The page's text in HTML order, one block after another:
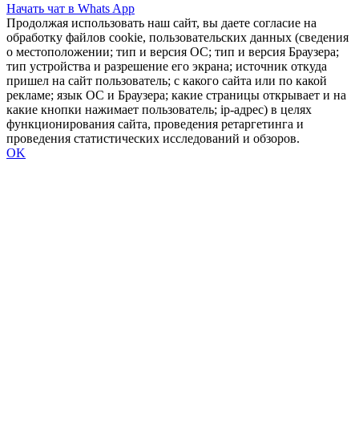
Начать чат в Whats App
Продолжая использовать наш сайт, вы даете согласие на
обработку файлов cookie, пользовательских данных (сведения
о местоположении; тип и версия ОС; тип и версия Браузера;
тип устройства и разрешение его экрана; источник откуда
пришел на сайт пользователь; с какого сайта или по какой
рекламе; язык ОС и Браузера; какие страницы открывает и на
какие кнопки нажимает пользователь; ip-адрес) в целях
функционирования сайта, проведения ретаргетинга и
проведения статистических исследований и обзоров.
OK